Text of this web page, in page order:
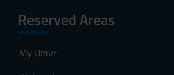
Reserved Areas
My Univr